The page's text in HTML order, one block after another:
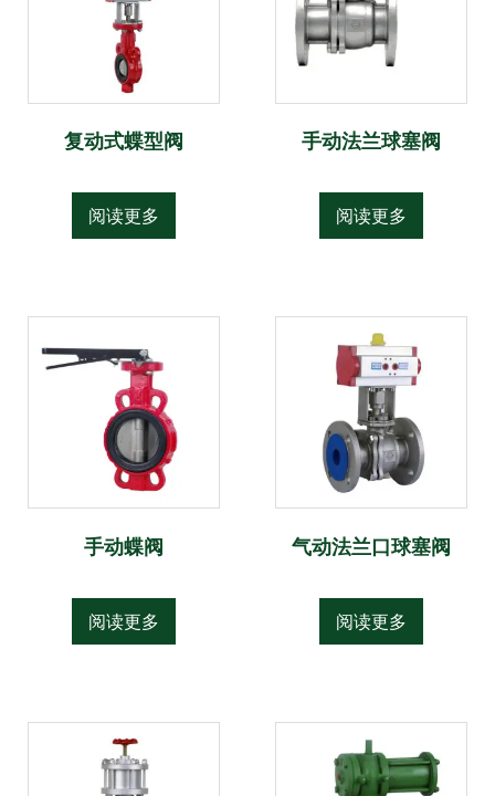
复动式蝶型阀
阅读更多
手动法兰球塞阀
阅读更多
手动蝶阀
阅读更多
气动法兰口球塞阀
阅读更多